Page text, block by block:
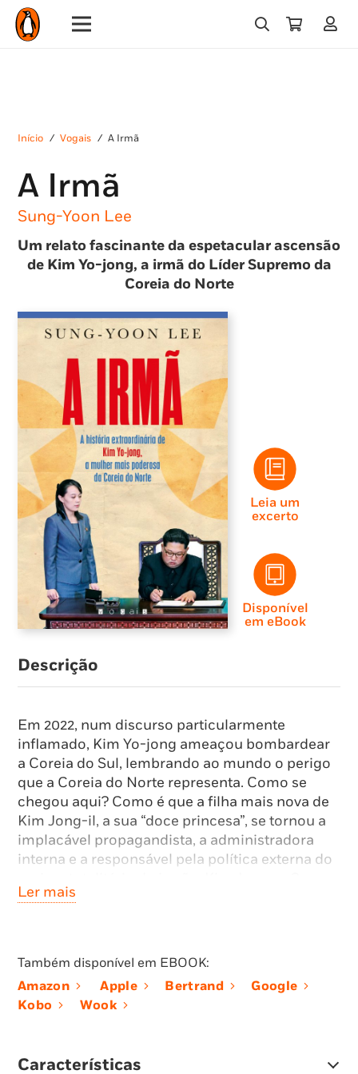
Início / Vogais / A Irmã
A Irmã
Sung-Yoon Lee
Um relato fascinante da espetacular ascensão
de Kim Yo-jong, a irmã do Líder Supremo da
Coreia do Norte
Leia um
excerto
Disponível
em eBook
Descrição
Em 2022, num discurso particularmente
inflamado, Kim Yo-jong ameaçou bombardear
a Coreia do Sul, lembrando ao mundo o perigo
que a Coreia do Norte representa. Como se
chegou aqui? Como é que a filha mais nova de
Kim Jong-il, a sua “doce princesa”, se tornou a
implacável propagandista, a administradora
interna e a responsável pela política externa do
vínculo estreito com o irmão, e as lições de
manipulação que ambos aprenderam com o
pai. Ao mesmo tempo, o autor revela a mão de
membros da família considerados desleais, e os
Ler mais
Também disponível em EBOOK:
Amazon
Apple Bertrand
Google
Kobo
Wook
Características